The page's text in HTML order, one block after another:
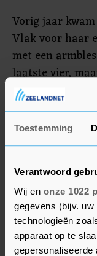
Toestemming
Verantwoord
Wij en onze 1022
gegevens (bijv.
technologieën
apparaat op te
gepersonaliseerde
Vorig jaar
Vlak voor haar
met een
laatste vier,
resultaten wat